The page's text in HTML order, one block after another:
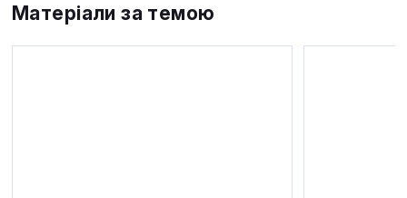
Матеріали за темою